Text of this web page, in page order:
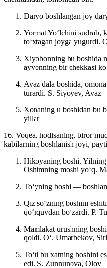
Daryo boshlangan joy
Yormat Yoʻlchini sudrab,
toʻxtagan joyga yugurdi.
Xiyobonning bu boshida
ayvonning bir chekkasi
Avaz dala boshida,
turardi. S. Siyoyev, Avaz
Xonaning u boshidan bu
yillar
16. Voqea, hodisaning, biror
kabilarning boshlanish joyi,
Hikoyaning boshi. Yilning
Oshimning moshi yoʻq.
Toʻyning boshi —
Qiz soʻzning boshini
qoʻrquvdan boʻzardi. P.
Mamlakat urushning
qoldi. Oʻ. Umarbekov,
Toʻti bu xatning boshini
edi. S. Zunnunova, Olov